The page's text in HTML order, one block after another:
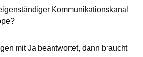
Kommunikationskanal
mit Ja beantwortet, dann braucht